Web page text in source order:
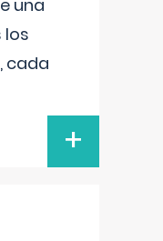
una
los
cada
+